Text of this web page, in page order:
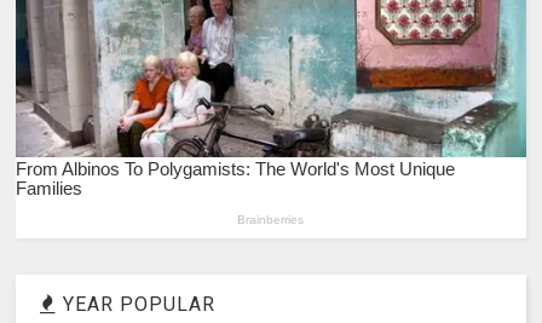
YEAR POPULAR